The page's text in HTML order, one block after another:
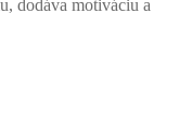
dodáva motiváciu a